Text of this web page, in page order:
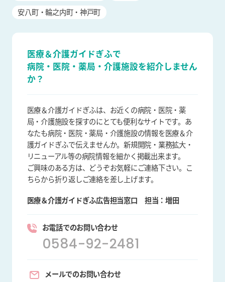
安八町・輪之内町・神戸町
医療＆介護ガイドぎふで
病院・医院・薬局・介護施設を紹介しません
か？
医療＆介護ガイドぎふは、お近くの病院・医院・薬
局・介護施設を探すのにとても便利なサイトです。あ
なたも病院・医院・薬局・介護施設の情報を医療＆介
護ガイドぎふで伝えませんか。新規開院・業務拡大・
リニューアル等の病院情報を細かく掲載出来ます。
ご興味のある方は、どうぞお気軽にご連絡下さい。こ
ちらから折り返しご連絡を差し上げます。
医療＆介護ガイドぎふ広告担当窓口
担当：増田
お電話でのお問い合わせ
0584-92-2481
メールでのお問い合わせ